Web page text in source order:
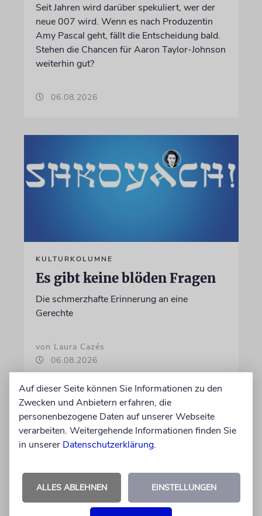
Seit Jahren wird darüber spekuliert, wer der
neue 007 wird. Wenn es nach Produzentin
Amy Pascal geht, fällt die Entscheidung bald.
Stehen die Chancen für Aaron Taylor-Johnson
weiterhin gut?
06.08.2026
KULTURKOLUMNE
Es gibt keine blöden Fragen
Die schmerzhafte Erinnerung an eine
Gerechte
von Laura Cazés
06.08.2026
Auf dieser Seite können Sie Informationen zu den
Zwecken und Anbietern erfahren, die
personenbezogene Daten auf unserer Webseite
verarbeiten. Weitergehende Informationen finden Sie
in unserer Datenschutzerklärung.
ALLES ABLEHNEN EINSTELLUNGEN